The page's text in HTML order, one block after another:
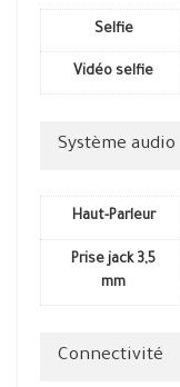
Selfie
Vidéo selfie
Système audio
Haut-Parleur
Prise jack 3,5
mm
Connectivité